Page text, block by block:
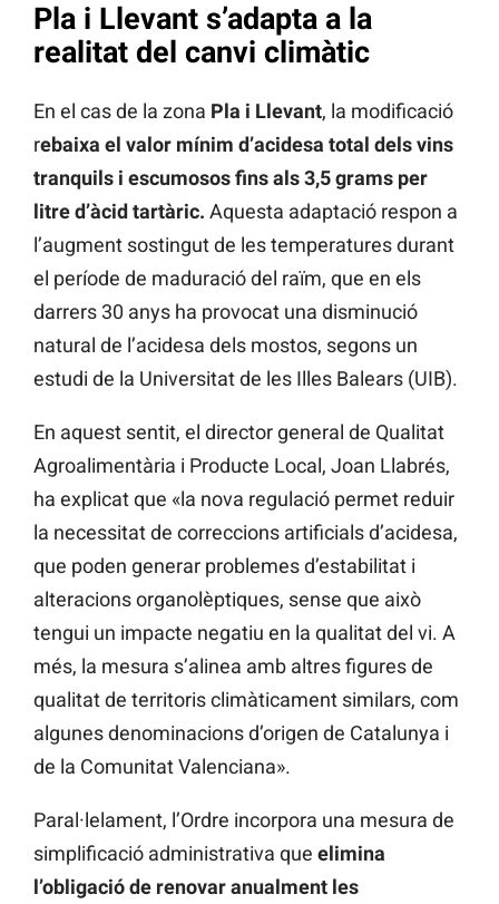
Pla i Llevant s’adapta a la
realitat del canvi climàtic
En el cas de la zona Pla i Llevant, la modificació
rebaixa el valor mínim d’acidesa total dels vins
tranquils i escumosos fins als 3,5 grams per
litre d’àcid tartàric. Aquesta adaptació respon a
l’augment sostingut de les temperatures durant
el període de maduració del raïm, que en els
darrers 30 anys ha provocat una disminució
natural de l’acidesa dels mostos, segons un
estudi de la Universitat de les Illes Balears (UIB).
En aquest sentit, el director general de Qualitat
Agroalimentària i Producte Local, Joan Llabrés,
ha explicat que «la nova regulació permet reduir
la necessitat de correccions artificials d’acidesa,
que poden generar problemes d’estabilitat i
alteracions organolèptiques, sense que això
tengui un impacte negatiu en la qualitat del vi. A
més, la mesura s’alinea amb altres figures de
qualitat de territoris climàticament similars, com
algunes denominacions d’origen de Catalunya i
de la Comunitat Valenciana».
Paral·lelament, l’Ordre incorpora una mesura de
simplificació administrativa que elimina
l’obligació de renovar anualment les